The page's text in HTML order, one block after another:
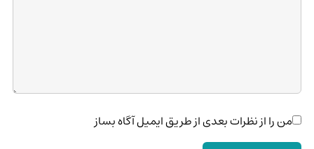
من را از نظرات بعدی از طریق ایمیل آگاه بساز